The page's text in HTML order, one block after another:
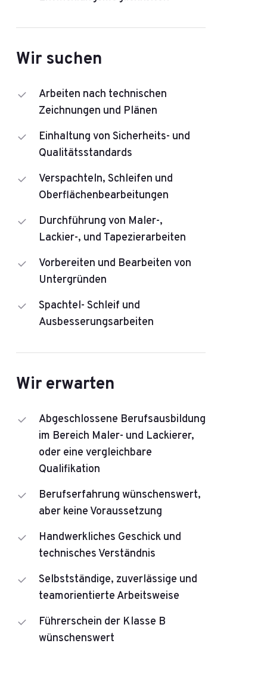
Wir suchen
Arbeiten nach technischen
Zeichnungen und Plänen
Einhaltung von Sicherheits- und
Qualitätsstandards
Verspachteln, Schleifen und
Oberflächenbearbeitungen
Durchführung von Maler-,
Lackier-, und Tapezierarbeiten
Vorbereiten und Bearbeiten von
Untergründen
Spachtel- Schleif und
Ausbesserungsarbeiten
Wir erwarten
Abgeschlossene Berufsausbildung
im Bereich Maler- und Lackierer,
oder eine vergleichbare
Qualifikation
Berufserfahrung wünschenswert,
aber keine Voraussetzung
Handwerkliches Geschick und
technisches Verständnis
Selbstständige, zuverlässige und
teamorientierte Arbeitsweise
Führerschein der Klasse B
wünschenswert